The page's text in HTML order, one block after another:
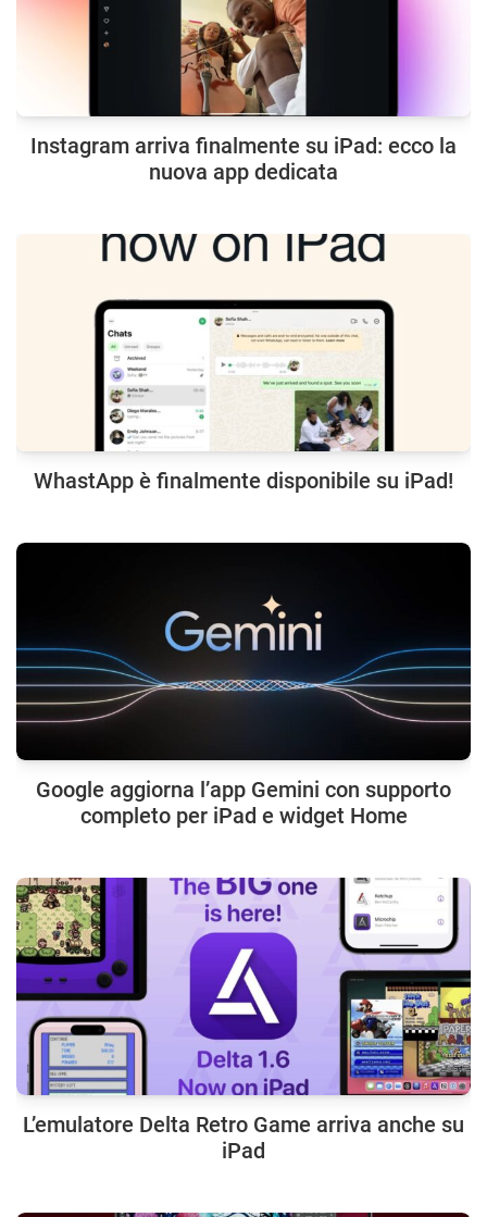
Instagram arriva finalmente su iPad: ecco la
nuova app dedicata
WhastApp è finalmente disponibile su iPad!
Google aggiorna l’app Gemini con supporto
completo per iPad e widget Home
L’emulatore Delta Retro Game arriva anche su
iPad